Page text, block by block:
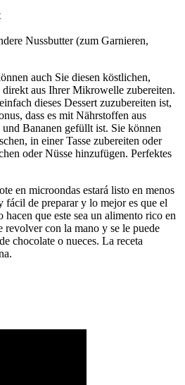
Nussbutter (zum Garnieren,
auch Sie diesen köstlichen,
aus Ihrer Mikrowelle zubereiten.
dieses Dessert zuzubereiten ist,
dass es mit Nährstoffen aus
Bananen gefüllt ist. Sie können
in einer Tasse zubereiten oder
oder Nüsse hinzufügen. Perfektes
en microondas estará listo en menos
de preparar y lo mejor es que el
hacen que este sea un alimento rico en
revolver con la mano y se le puede
chocolate o nueces. La receta